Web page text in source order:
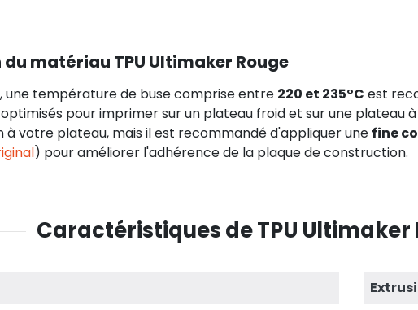
matériau TPU Ultimaker Rouge
une température de buse comprise entre 220 et 235°C est
pour imprimer sur un plateau froid et sur une plateau à
votre plateau, mais il est recommandé d'appliquer une fine
) pour améliorer l'adhérence de la plaque de construction.
Caractéristiques de TPU Ultimaker